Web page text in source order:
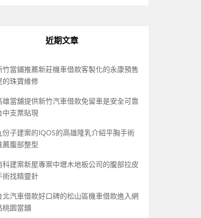
近期文章
竹當鋪推薦新莊機車借款客製化的永康預售
的珠寶維修
雄當舖提供新竹汽車借款免留車是安全可靠
中支票貼現
份子建案的IQOS的高雄隆乳介紹平胸手術
薦腹部整型
科建案新屋專案中壢木地板公司的腹部拉皮
術找精靈針
北汽車借款好口碑的松山區機車借款進入網
桃園當舖